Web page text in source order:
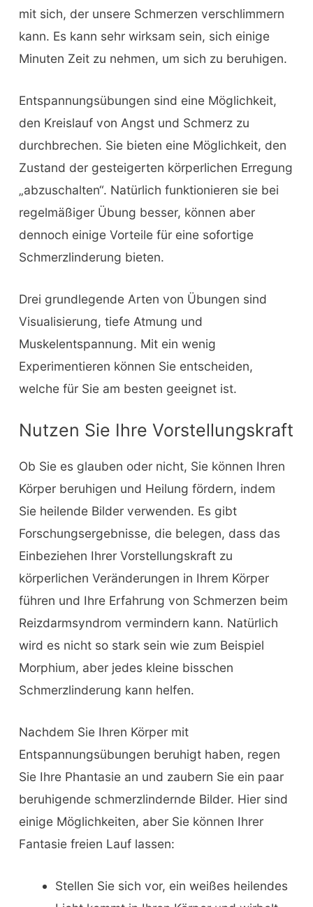
mit sich, der unsere Schmerzen verschlimmern
kann. Es kann sehr wirksam sein, sich einige
Minuten Zeit zu nehmen, um sich zu beruhigen.
Entspannungsübungen sind eine Möglichkeit,
den Kreislauf von Angst und Schmerz zu
durchbrechen. Sie bieten eine Möglichkeit, den
Zustand der gesteigerten körperlichen Erregung
„abzuschalten“. Natürlich funktionieren sie bei
regelmäßiger Übung besser, können aber
dennoch einige Vorteile für eine sofortige
Schmerzlinderung bieten.
Drei grundlegende Arten von Übungen sind
Visualisierung, tiefe Atmung und
Muskelentspannung. Mit ein wenig
Experimentieren können Sie entscheiden,
welche für Sie am besten geeignet ist.
Nutzen Sie Ihre Vorstellungskraft
Ob Sie es glauben oder nicht, Sie können Ihren
Körper beruhigen und Heilung fördern, indem
Sie heilende Bilder verwenden. Es gibt
Forschungsergebnisse, die belegen, dass das
Einbeziehen Ihrer Vorstellungskraft zu
körperlichen Veränderungen in Ihrem Körper
führen und Ihre Erfahrung von Schmerzen beim
Reizdarmsyndrom vermindern kann. Natürlich
wird es nicht so stark sein wie zum Beispiel
Morphium, aber jedes kleine bisschen
Schmerzlinderung kann helfen.
Nachdem Sie Ihren Körper mit
Entspannungsübungen beruhigt haben, regen
Sie Ihre Phantasie an und zaubern Sie ein paar
beruhigende schmerzlindernde Bilder. Hier sind
einige Möglichkeiten, aber Sie können Ihrer
Fantasie freien Lauf lassen:
Stellen Sie sich vor, ein weißes heilendes